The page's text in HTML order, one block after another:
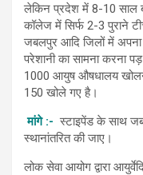
लेकिन प्रदेश में 8-10 साल
कॉलेज में सिर्फ 2-3 पुराने
जबलपुर आदि जिलों में अपना
परेशानी का सामना करना
1000 आयुष औषधालय
150 खोले गए है।
मांगे :- स्टाइपेंड के साथ
स्थानांतरित की जाए।
लोक सेवा आयोग द्वारा